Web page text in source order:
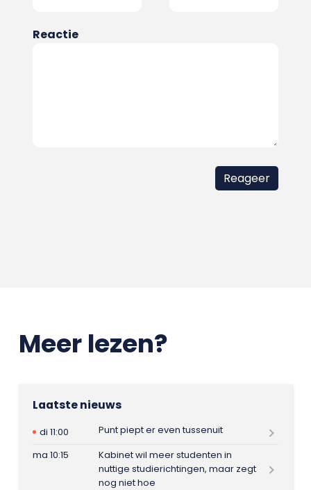
Reactie
Meer lezen?
Laatste nieuws
di 11:00
Punt piept er even tussenuit
ma 10:15
Kabinet wil meer studenten in
nuttige studierichtingen, maar zegt
nog niet hoe